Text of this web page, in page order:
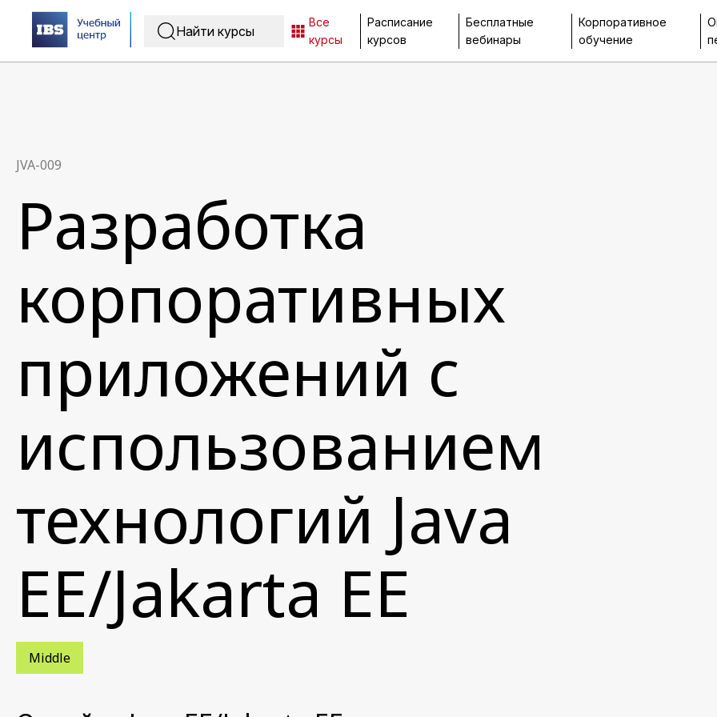
Все
курсы
Расписание
курсов
Бесплатные
вебинары
Корпоративное
обучение
JVA-009
Разработка
корпоративных
приложений с
использованием
технологий Java
EE/Jakarta EE
Middle